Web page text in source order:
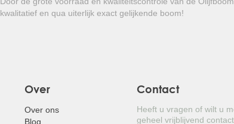
GROVE
kwalitatief en qua uiterlijk exact gelijkende boom!
Over
Over ons
Blog
Contact
Heeft u vragen of wilt u
geheel vrijblijvend